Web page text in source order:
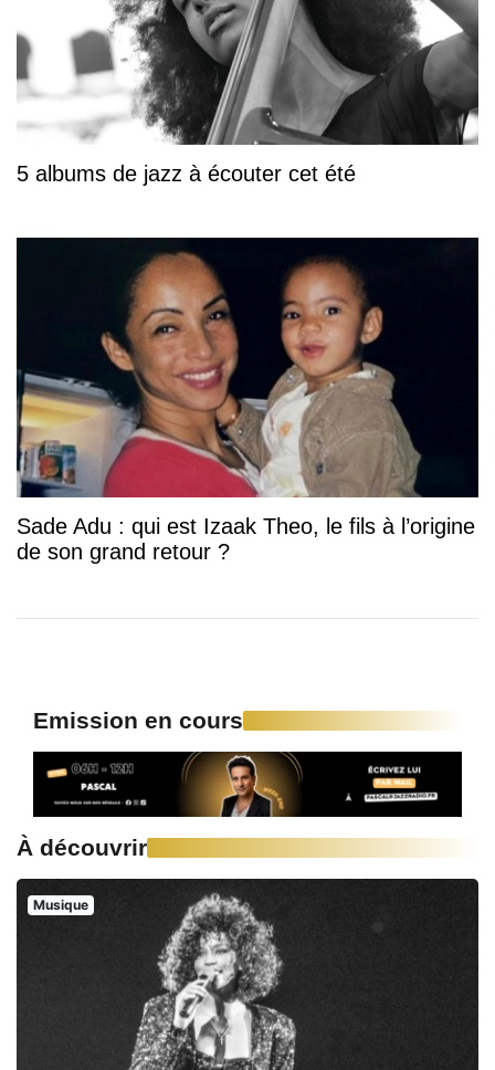
5 albums de jazz à écouter cet été
Sade Adu : qui est Izaak Theo, le fils à l’origine
de son grand retour ?
Emission en cours
À découvrir
Musique